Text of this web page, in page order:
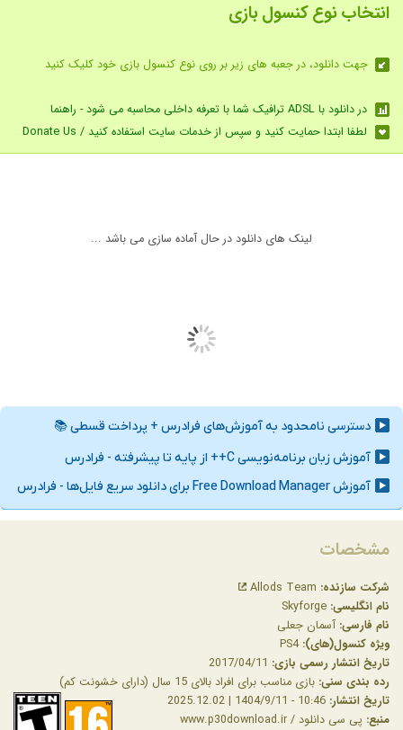
انتخاب نوع کنسول بازی
جهت دانلود، در جعبه های زیر بر روی نوع کنسول بازی خود کلیک کنید
در دانلود با ADSL ترافیک شما با تعرفه داخلی محاسبه می شود - راهنما
لطفا ابتدا حمایت کنید و سپس از خدمات سایت استفاده کنید / Donate Us
لینک های دانلود در حال آماده سازی می باشد ...
مشخصات
شرکت سازنده:
نام انگلیسی:
نام فارسی: آسمان جعلی
ویژه کنسول(های): PS4
تاریخ انتشار رسمی بازی:
رده بندی سنی: بازی مناسب برای افراد بالای 15 سال (دارای خشونت کم)
تاریخ انتشار:
منبع: پی سی دانلود / www.p30download.ir